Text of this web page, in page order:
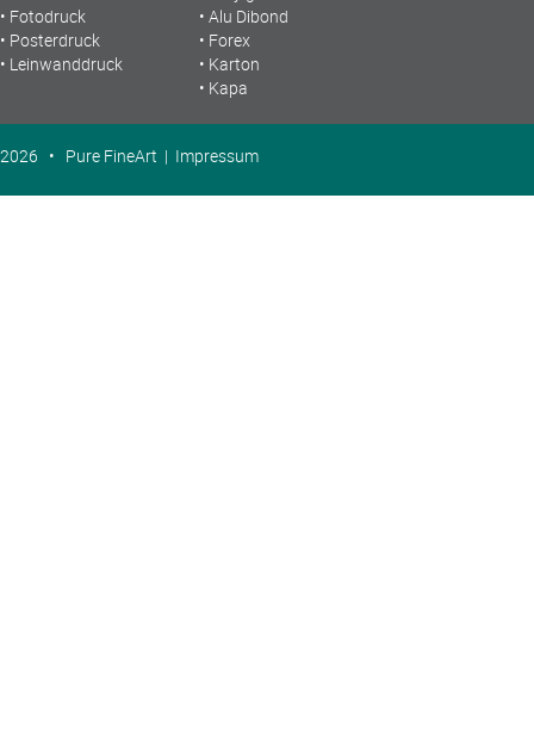
Fotodruck
Posterdruck
Leinwanddruck
Alu Dibond
Forex
Karton
Kapa
2026 • Pure FineArt | Impressum